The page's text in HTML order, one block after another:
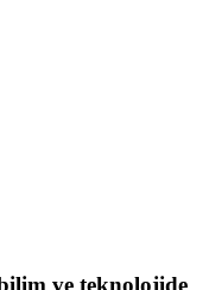
ve teknolojide